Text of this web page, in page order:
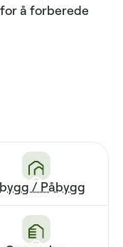
å forberede
/ Påbygg